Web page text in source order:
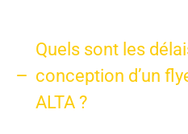
Quels sont les
conception d’un
ALTA ?